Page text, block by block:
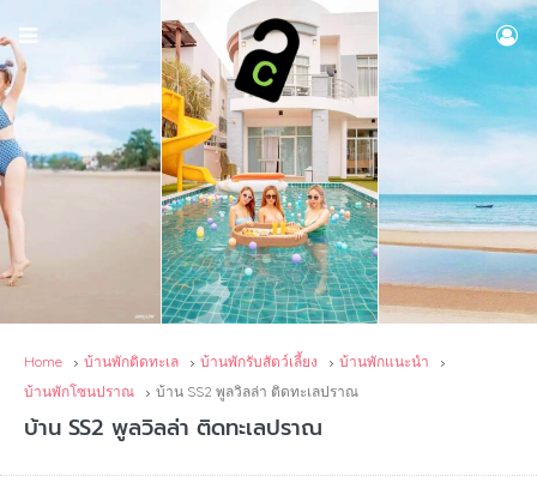
Home บ้านพักติดทะเล บ้านพักรับสัตว์เลี้ยง
บ้านพักแนะนำ
บ้านพักโซนปราณ
บ้าน SS2 พูลวิลล่า ติดทะเลปราณ
บ้าน SS2 พูลวิลล่า ติดทะเลปราณ